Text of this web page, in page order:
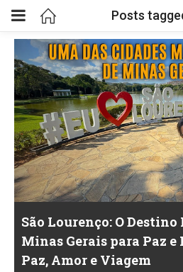
Posts
São Lourenço: O
Minas Gerais para Paz
Paz, Amor e Viagem